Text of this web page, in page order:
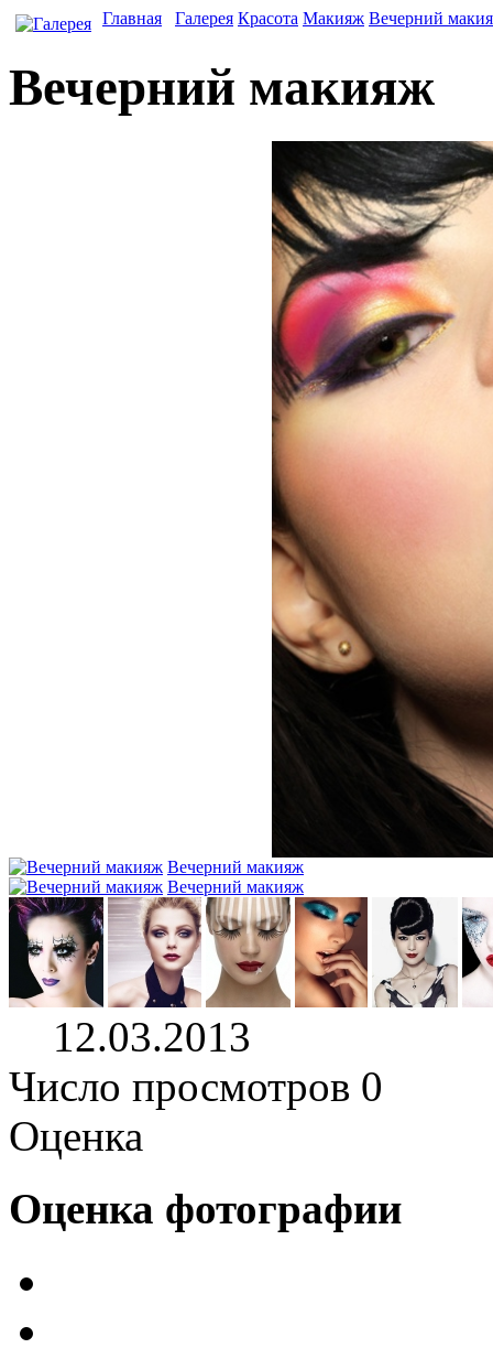
Главная Галерея Красота Макияж Вечерний
Вечерний макияж
Вечерний макияж
Вечерний макияж
12.03.2013
Число просмотров 0
Оценка
Оценка фотографии